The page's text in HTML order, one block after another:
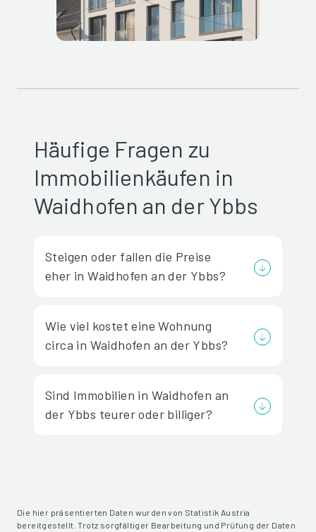
Häufige Fragen zu
Immobilienkäufen in
Waidhofen an der Ybbs
Steigen oder fallen die Preise
eher in Waidhofen an der Ybbs?
Wie viel kostet eine Wohnung
circa in Waidhofen an der Ybbs?
Sind Immobilien in Waidhofen an
der Ybbs teurer oder billiger?
Die hier präsentierten Daten wurden von Statistik Austria
bereitgestellt. Trotz sorgfältiger Bearbeitung und Prüfung der Daten